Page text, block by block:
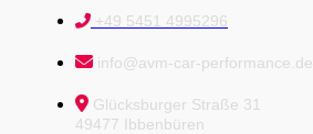
+49 5451 4995296
info@avm-car-performance.de
Glücksburger Straße 31
49477 Ibbenbüren